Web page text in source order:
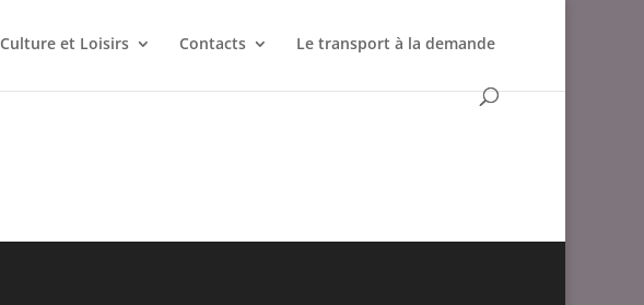
Culture et Loisirs Contacts Le transport à la demande